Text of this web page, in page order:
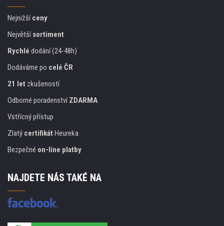
Nejnižšíceny
Největšísortiment
Rychlé dodání (24-48h)
Dodáváme po celé ČR
21 let zkušeností
Odborné poradenstvíZDARMA
Vstřícný přístup
Zlatý certifikát Heureka
Bezpečné on-line platby
NAJDETE NÁS TAKÉ NA